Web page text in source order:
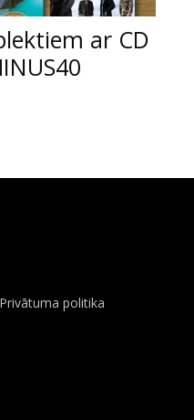
ar CD
Privātuma politika